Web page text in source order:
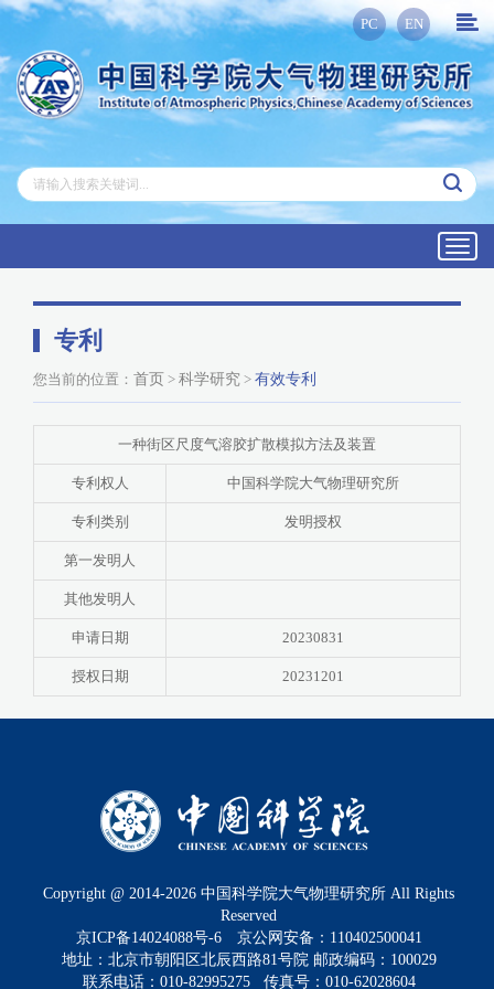
PC EN
专利
您当前的位置： 首页 > 科学研究 > 有效专利
一种街区尺度气溶胶扩散模拟方法及装置
专利权人 中国科学院大气物理研究所
专利类别 发明授权
第一发明人
其他发明人
申请日期 20230831
授权日期 20231201
Copyright @ 2014-2026 中国科学院大气物理研究所 All Rights
Reserved
京ICP备14024088号-6
京公网安备：110402500041
地址：北京市朝阳区北辰西路81号院 邮政编码：100029
联系电话：010-82995275 传真号：010-62028604